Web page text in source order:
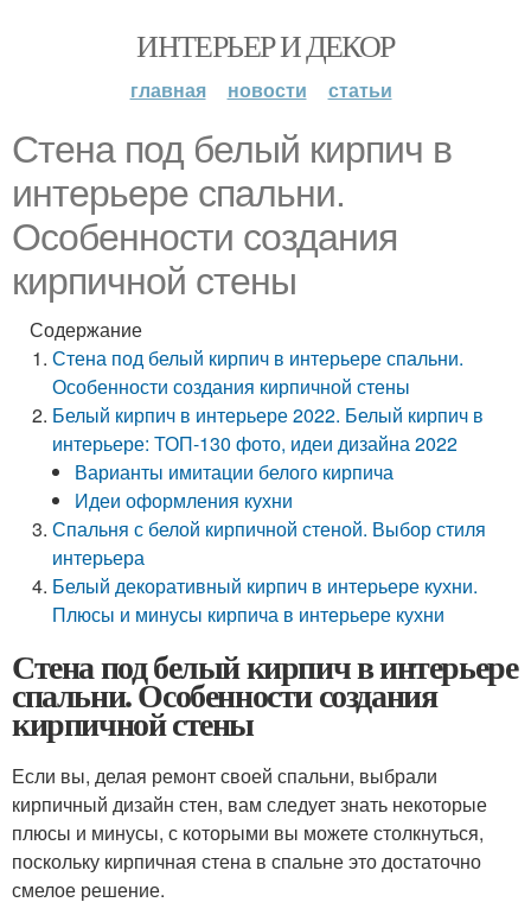
ИНТЕРЬЕР И ДЕКОР
главная новости статьи
Стена под белый кирпич в
интерьере спальни.
Особенности создания
кирпичной стены
Содержание
Стена под белый кирпич в интерьере спальни.
Особенности создания кирпичной стены
Белый кирпич в интерьере 2022. Белый кирпич в
интерьере: ТОП-130 фото, идеи дизайна 2022
Варианты имитации белого кирпича
Идеи оформления кухни
Спальня с белой кирпичной стеной. Выбор стиля
интерьера
Белый декоративный кирпич в интерьере кухни.
Плюсы и минусы кирпича в интерьере кухни
Стена под белый кирпич в интерьере
спальни. Особенности создания
кирпичной стены
Если вы, делая ремонт своей спальни, выбрали
кирпичный дизайн стен, вам следует знать некоторые
плюсы и минусы, с которыми вы можете столкнуться,
поскольку кирпичная стена в спальне это достаточно
смелое решение.